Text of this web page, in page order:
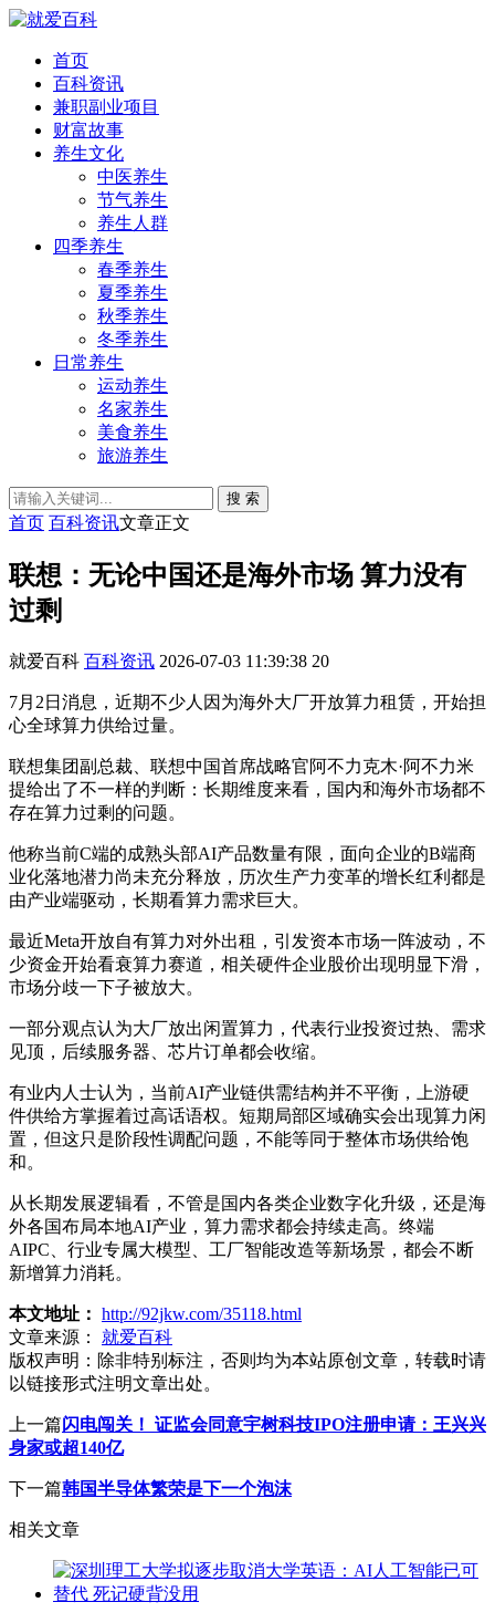
首页
百科资讯
兼职副业项目
财富故事
养生文化
中医养生
节气养生
养生人群
四季养生
春季养生
夏季养生
秋季养生
冬季养生
日常养生
运动养生
名家养生
美食养生
旅游养生
搜 索
首页 百科资讯文章正文
联想：无论中国还是海外市场 算力没有
过剩
就爱百科 百科资讯 2026-07-03 11:39:38 20
7月2日消息，近期不少人因为海外大厂开放算力租赁，开始担
心全球算力供给过量。
联想集团副总裁、联想中国首席战略官阿不力克木·阿不力米
提给出了不一样的判断：长期维度来看，国内和海外市场都不
存在算力过剩的问题。
他称当前C端的成熟头部AI产品数量有限，面向企业的B端商
业化落地潜力尚未充分释放，历次生产力变革的增长红利都是
由产业端驱动，长期看算力需求巨大。
最近Meta开放自有算力对外出租，引发资本市场一阵波动，不
少资金开始看衰算力赛道，相关硬件企业股价出现明显下滑，
市场分歧一下子被放大。
一部分观点认为大厂放出闲置算力，代表行业投资过热、需求
见顶，后续服务器、芯片订单都会收缩。
有业内人士认为，当前AI产业链供需结构并不平衡，上游硬
件供给方掌握着过高话语权。短期局部区域确实会出现算力闲
置，但这只是阶段性调配问题，不能等同于整体市场供给饱
和。
从长期发展逻辑看，不管是国内各类企业数字化升级，还是海
外各国布局本地AI产业，算力需求都会持续走高。终端
AIPC、行业专属大模型、工厂智能改造等新场景，都会不断
新增算力消耗。
本文地址： http://92jkw.com/35118.html
文章来源：
就爱百科
版权声明： 除非特别标注，否则均为本站原创文章，转载时请
以链接形式注明文章出处。
上一篇闪电闯关！ 证监会同意宇树科技IPO注册申请：王兴兴
身家或超140亿
下一篇韩国半导体繁荣是下一个泡沫
相关文章